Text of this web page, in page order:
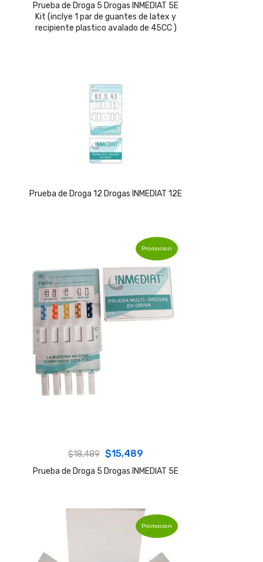
price
was:
price
is:
Prueba de Droga 5 Drogas INMEDIAT 5E
Kit (inclye 1 par de guantes de latex y
recipiente plastico avalado de 45CC )
Prueba de Droga 12 Drogas INMEDIAT 12E
Promocion
$18,489 Original
price
$15,489
price
Prueba de Droga 5 Drogas INMEDIAT 5E
Promocion